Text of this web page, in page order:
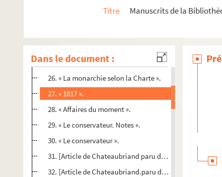
Titre
Manuscrits de la
Dans le document :
22. « De Buonaparte ».
24. [Sans titre].
25. « Les cent jours ».
26. « La monarchie selon la Charte ».
27. « 1817 ».
28. « Affaires du moment ».
29. « Le conservateur. Notes ».
30. « Le conservateur ».
31. [Article de Chateaubriand paru dans] « Le
32. [Article de Chateaubriand.paru dans] « Le